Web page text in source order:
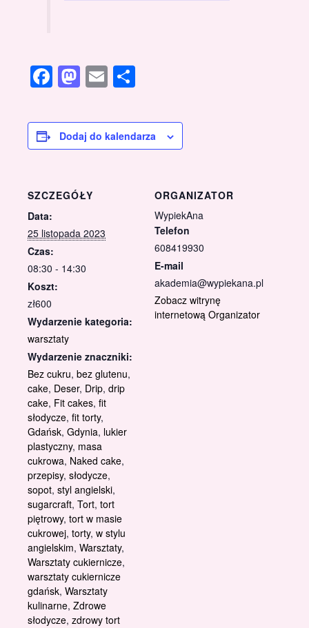
Facebook
Mastodon
Email
Dodaj do kalendarza
SZCZEGÓŁY
Data:
25 listopada 2023
Czas:
08:30 - 14:30
Koszt:
zł600
Wydarzenie kategoria:
warsztaty
Wydarzenie znaczniki:
Bez cukru, bez glutenu,
cake, Deser, Drip, drip
cake, Fit cakes, fit
słodycze, fit torty,
Gdańsk, Gdynia, lukier
plastyczny, masa
cukrowa, Naked cake,
przepisy, słodycze,
sopot, styl angielski,
sugarcraft, Tort, tort
piętrowy, tort w masie
cukrowej, torty, w stylu
angielskim, Warsztaty,
Warsztaty cukiernicze,
warsztaty cukiernicze
gdańsk, Warsztaty
kulinarne, Zdrowe
słodycze, zdrowy tort
ORGANIZATOR
WypiekAna
Telefon
608419930
E-mail
akademia@wypiekana.pl
Zobacz witrynę
internetową Organizator